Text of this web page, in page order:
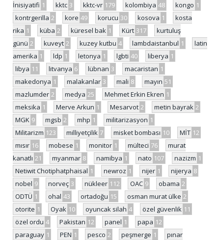
İnisiyatifi 1 kktc 3 kktc-vr 179 kolombiya 48 kongo 1
kontrgerilla 2 kore 49 korucu 30 kosova 1
kosta
rika 1 küba 2 küresel bak 1 Kürt 317
kurtuluş
günü 2 kuveyt 2 kuzey kutbu 4 lambdaistanbul 1
latin
amerika 1 ldp 1 letonya 1 lgbti 40 liberya 1
libya 11 litvanya 6 lübnan 3 macaristan 1
makedonya 1 malakanlar 3 mali 8 mayın 51
mazlumder 2 medya 25 Mehmet Erkin Ekren 1
meksika 1 Merve Arkun 1 Mesarvot 2 metin bayrak 2
MGK 9 mgsb 2 mhp 1 militarizasyon 1
Militarizm 123 milliyetçilik 7 misket bombası 10 MİT 12
mısır 16 mobese 1 monitor 1 mülteci 76
murat
kanatlı 21 myanmar 8 namibya 1 nato 107 nazizm 1
Netiwit Chotiphatphaisal 1 newroz 1 nijer 1 nijerya 8
nobel 9 norveç 3 nükleer 112 OAC 9 obama 2
ODTÜ 1 ohal 43 ortadoğu 15 osman murat ülke 2
otorite 1 Oyak 10 oyuncak silah 4 özel güvenlik 11
özel ordu 4 Pakistan 12 panel 1 papa 12
paraguay 1 PEN 1 pesco 2 peşmerge 1
pınar